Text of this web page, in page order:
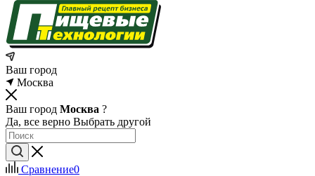
Ваш город
Москва
Ваш город Москва ?
Да, все верно Выбрать другой
Сравнение0